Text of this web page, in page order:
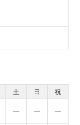
土 日
祝
― ― ―